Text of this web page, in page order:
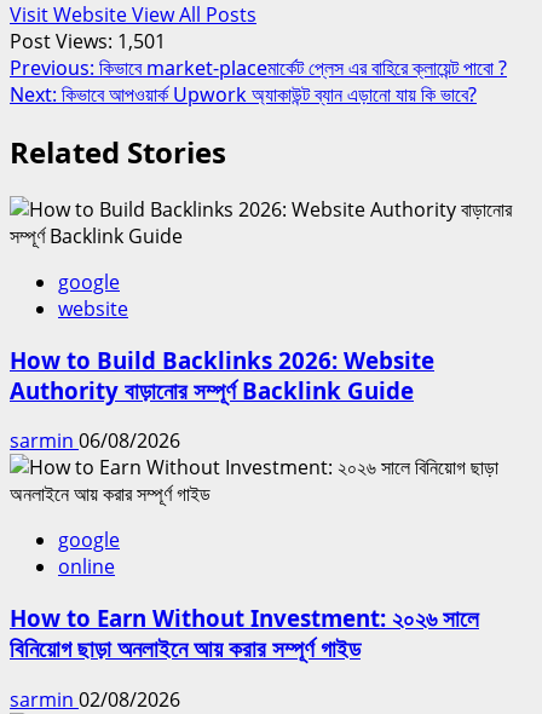
Visit WebsiteView All Posts
Post Views: 1,501
Post
navigation
Previous: কিভাবে market-placeমার্কেট প্লেস এর বাহিরে ক্লায়েন্ট পাবো ?
Next: কিভাবে আপওয়ার্ক Upwork অ্যাকাউন্ট ব্যান এড়ানো যায় কি ভাবে?
Related Stories
google
website
How to Build Backlinks 2026: Website
Authority বাড়ানোর সম্পূর্ণ Backlink Guide
sarmin 06/08/2026
google
online
How to Earn Without Investment: ২০২৬ সালে
বিনিয়োগ ছাড়া অনলাইনে আয় করার সম্পূর্ণ গাইড
sarmin 02/08/2026